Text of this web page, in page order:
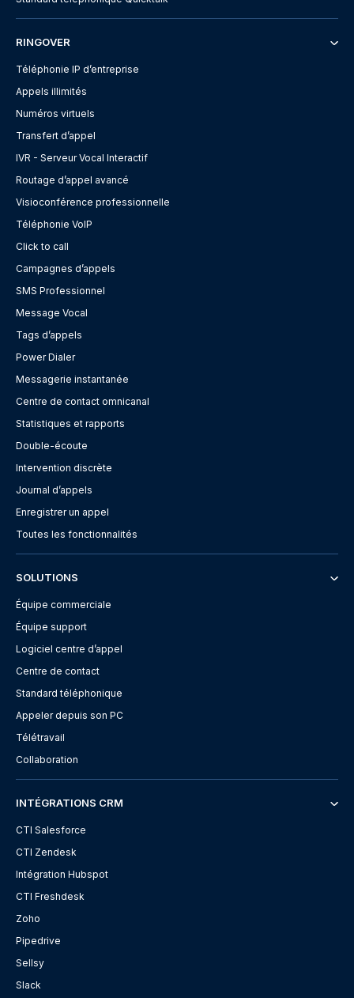
RINGOVER
Téléphonie IP d’entreprise
Appels illimités
Numéros virtuels
Transfert d’appel
IVR - Serveur Vocal Interactif
Routage d’appel avancé
Visioconférence professionnelle
Téléphonie VoIP
Click to call
Campagnes d’appels
SMS Professionnel
Message Vocal
Tags d’appels
Power Dialer
Messagerie instantanée
Centre de contact omnicanal
Statistiques et rapports
Double-écoute
Intervention discrète
Journal d’appels
Enregistrer un appel
Toutes les fonctionnalités
SOLUTIONS
Équipe commerciale
Équipe support
Logiciel centre d’appel
Centre de contact
Standard téléphonique
Appeler depuis son PC
Télétravail
Collaboration
INTÉGRATIONS CRM
CTI Salesforce
CTI Zendesk
Intégration Hubspot
CTI Freshdesk
Zoho
Pipedrive
Sellsy
Slack